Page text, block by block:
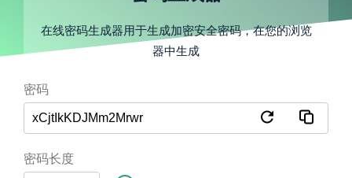
在线密码生成器用于生成加密安全密码，在您的浏览
器中生成
密码
密码长度